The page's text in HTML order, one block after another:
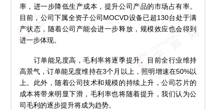
率，进一步降低生产成本，提升公司产品的市场占有率。
目前，公司下属全资子公司MOCVD设备已超130台处于满
产状态，随着公司产能会进一步释放，规模效应也会得到
进一步体现。
订单能见度高，毛利率将逐季提升。目前全行业维持
高景气，订单能见度维持在3个月以上，照明增速在50%以
上。此外，随着公司技术和规模的持续上升，公司芯片的
成本将带来明显下滑，毛利率也将随着提升，我们认为公
司毛利的逐步提升将成为趋势。